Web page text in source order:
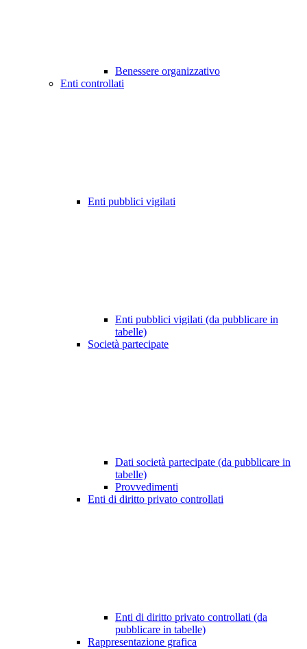
Benessere organizzativo
Enti controllati
Enti pubblici vigilati
Enti pubblici vigilati (da pubblicare in
tabelle)
Società partecipate
Dati società partecipate (da pubblicare in
tabelle)
Provvedimenti
Enti di diritto privato controllati
Enti di diritto privato controllati (da
pubblicare in tabelle)
Rappresentazione grafica